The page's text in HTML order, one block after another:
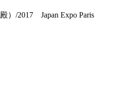
/2017 Japan Expo Paris